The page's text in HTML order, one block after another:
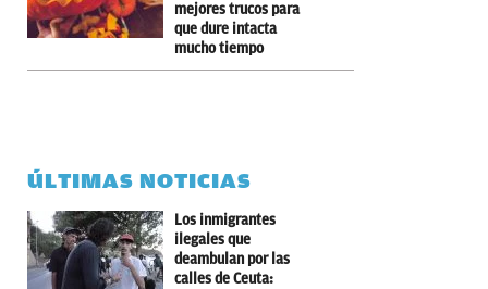
mejores trucos para
que dure intacta
mucho tiempo
ÚLTIMAS NOTICIAS
Los inmigrantes
ilegales que
deambulan por las
calles de Ceuta: